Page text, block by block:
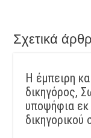
Σχετικά
Η έμπειρη
δικηγόρος,
υποψήφια εκ